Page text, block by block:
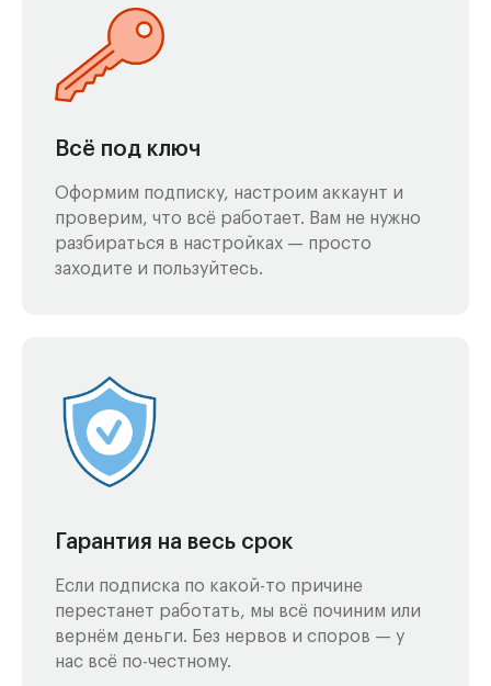
Всё под ключ
Оформим подписку, настроим аккаунт и
проверим, что всё работает. Вам не нужно
разбираться в настройках — просто
заходите и пользуйтесь.
Гарантия на весь срок
Если подписка по какой-то причине
перестанет работать, мы всё починим или
вернём деньги. Без нервов и споров — у
нас всё по-честному.